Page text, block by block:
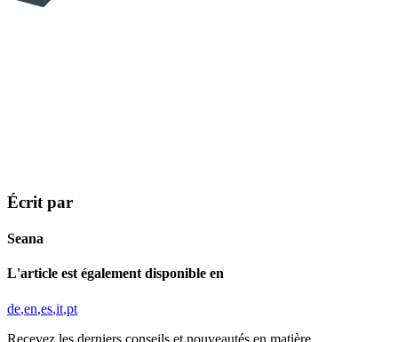
Écrit par
Seana
L'article est également disponible en
de en es it pt
Recevez les derniers conseils et nouveautés en matière